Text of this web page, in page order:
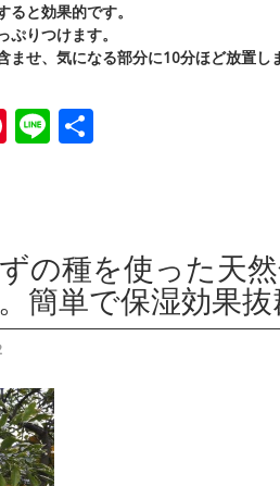
と効果的です。
りつけます。
ませ、気になる部分に10分ほど放置し
Pi
st
Li
の種を使った天
簡単で保湿効果抜